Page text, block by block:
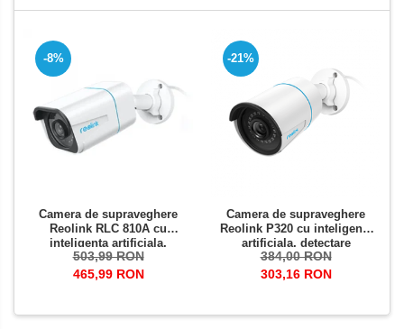
-8%
Camera de supraveghere
Reolink RLC 810A cu
inteligenta artificiala,
detectare Persoana/Vehicul,
rezolutie de 8MP (4K),
503,99 RON
465,99 RON
-21%
Camera de supraveghere
Reolink P320 cu inteligenta
artificiala, detectare
Persoana/Vehicul, rezolutie
5MP, notificare pe telefon
384,00 RON
303,16 RON